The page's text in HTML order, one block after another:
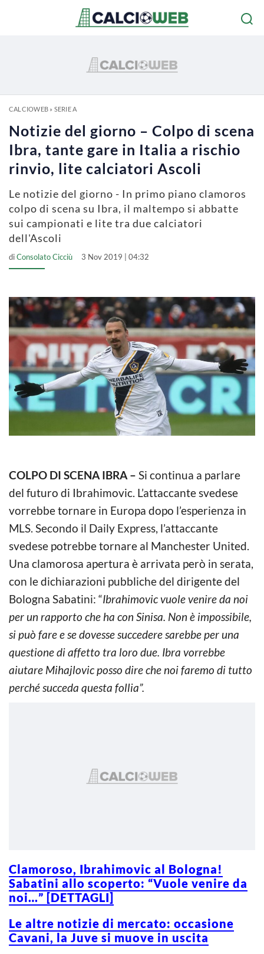
CALCIOWEB» SERIE A
Notizie del giorno – Colpo di scena
Ibra, tante gare in Italia a rischio
rinvio, lite calciatori Ascoli
Le notizie del giorno - In primo piano clamoros
colpo di scena su Ibra, il maltempo si abbatte
sui campionati e lite tra due calciatori
dell'Ascoli
diConsolato Cicciù 3 Nov 2019 | 04:32
COLPO DI SCENA IBRA – Si continua a parlare
del futuro di Ibrahimovic. L’attaccante svedese
vorrebbe tornare in Europa dopo l’esperienza in
MLS. Secondo il Daily Express, l’attaccante
svedese potrebbe tornare al Manchester United.
Una clamorosa apertura è arrivata però in serata,
con le dichiarazioni pubbliche del dirigente del
Bologna Sabatini: “Ibrahimovic vuole venire da noi
per un rapporto che ha con Sinisa. Non è impossibile,
si può fare e se dovesse succedere sarebbe per una
questione di affetto tra loro due. Ibra vorrebbe
aiutare Mihajlovic posso dire che noi faremo di tutto
perché succeda questa follia”.
Clamoroso, Ibrahimovic al Bologna!
Sabatini allo scoperto: “Vuole venire da
noi…” [DETTAGLI]
Le altre notizie di mercato: occasione
Cavani, la Juve si muove in uscita